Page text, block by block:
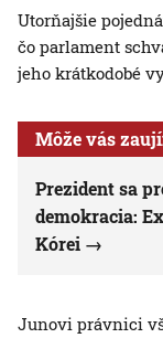
Utorňajšie
čo parlament
jeho krátkodobé
Môže vás
Prezident sa
demokracia:
Kórei
Junovi právnici